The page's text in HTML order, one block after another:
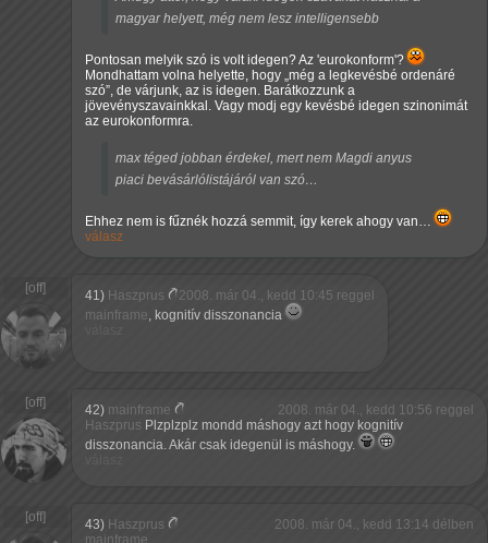
magyar helyett, még nem lesz intelligensebb
Pontosan melyik szó is volt idegen? Az 'eurokonform'?
Mondhattam volna helyette, hogy még a legkevésbé ordenáré
szó , de várjunk, az is idegen. Barátkozzunk a
jövevényszavainkkal. Vagy modj egy kevésbé idegen szinonimát
az eurokonformra.
max téged jobban érdekel, mert nem Magdi anyus
piaci bevásárlólistájáról van szó…
Ehhez nem is fűznék hozzá semmit, így kerek ahogy van…
válasz
41) Haszprus
2008. már 04., kedd 10:45 reggel
mainframe, kognitív disszonancia
42) mainframe
2008. már 04., kedd 10:56 reggel
Haszprus Plzplzplz mondd máshogy azt hogy kognitív
disszonancia. Akár csak idegenül is máshogy.
43) Haszprus
2008. már 04., kedd 13:14 délben
mainframe,